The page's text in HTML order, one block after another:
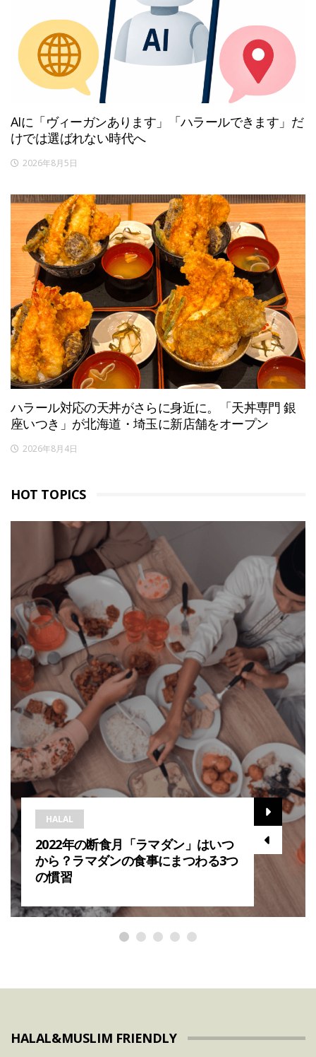
AIに「ヴィーガンあります」「ハラールできます」だ
けでは選ばれない時代へ
2026年8月5日
ハラール対応の天丼がさらに身近に。「天丼専門 銀
座いつき」が北海道・埼玉に新店舗をオープン
2026年8月4日
HOT TOPICS
HALAL
2022年の断食月「ラマダン」はいつ
から？ラマダンの食事にまつわる3つ
の慣習
HALAL&MUSLIM FRIENDLY